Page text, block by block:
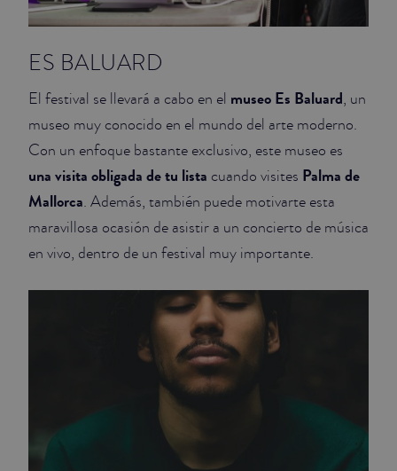
ES BALUARD
El festival se llevará a cabo en el museo Es Baluard, un
museo muy conocido en el mundo del arte moderno.
Con un enfoque bastante exclusivo, este museo es
una visita obligada de tu lista cuando visites Palma de
Mallorca. Además, también puede motivarte esta
maravillosa ocasión de asistir a un concierto de música
en vivo, dentro de un festival muy importante.